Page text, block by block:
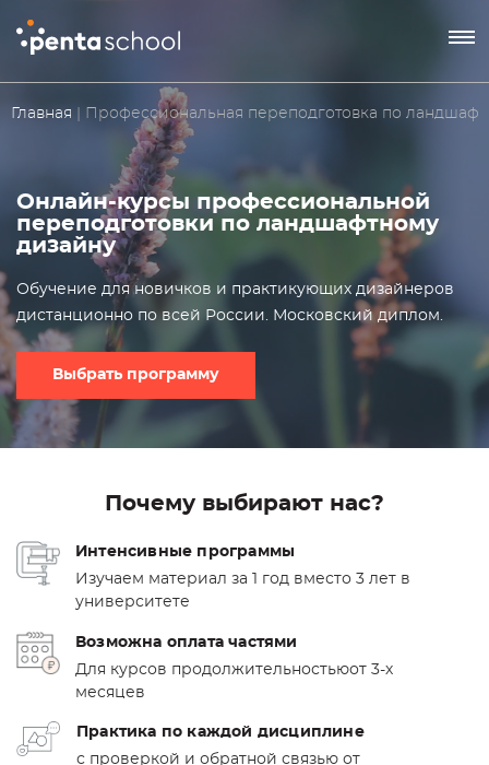
8 800 550-76-72
Заказать звонок
Главная | Профессиональная переподготовка по
Онлайн-курсы профессиональной
переподготовки по ландшафтному
дизайну
Обучение для новичков и практикующих дизайнеров
дистанционно по всей России. Московский диплом.
Выбрать программу
Почему выбирают нас?
Интенсивные программы
Изучаем материал за 1 год вместо 3 лет в
университете
Возможна оплата частями
Для курсов продолжительностьюот 3-х
месяцев
Практика по каждой дисциплине
с проверкой и обратной связью от